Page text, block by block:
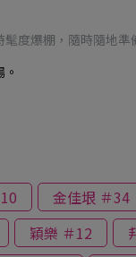
度爆棚，隨時隨地準
金佳垠 ＃34
穎樂 ＃12